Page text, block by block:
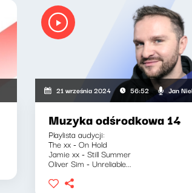
21 września 2024 56:52 Jan
Muzyka odśrodkowa 14
Playlista audycji:
The xx - On Hold
Jamie xx - Still Summer
Oliver Sim - Unreliable...